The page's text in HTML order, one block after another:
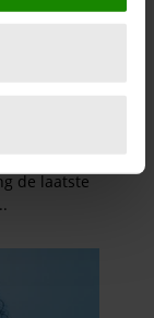
kan zijn
(fingerprinting)
te bieden
delen we
onze